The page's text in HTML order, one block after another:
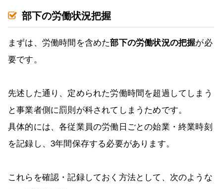
部下の労働状況把握
まずは、労働時間を含めた部下の労働状況の把握が必
要です。
先述した通り、定められた労働時間を超過してしまう
と事業者側に罰則が科されてしまうためです。
具体的には、各従業員の労働日ごとの始業・終業時刻
を記録し、3年間保存する必要があります。
これらを確認・記録しておく方法として、次のような